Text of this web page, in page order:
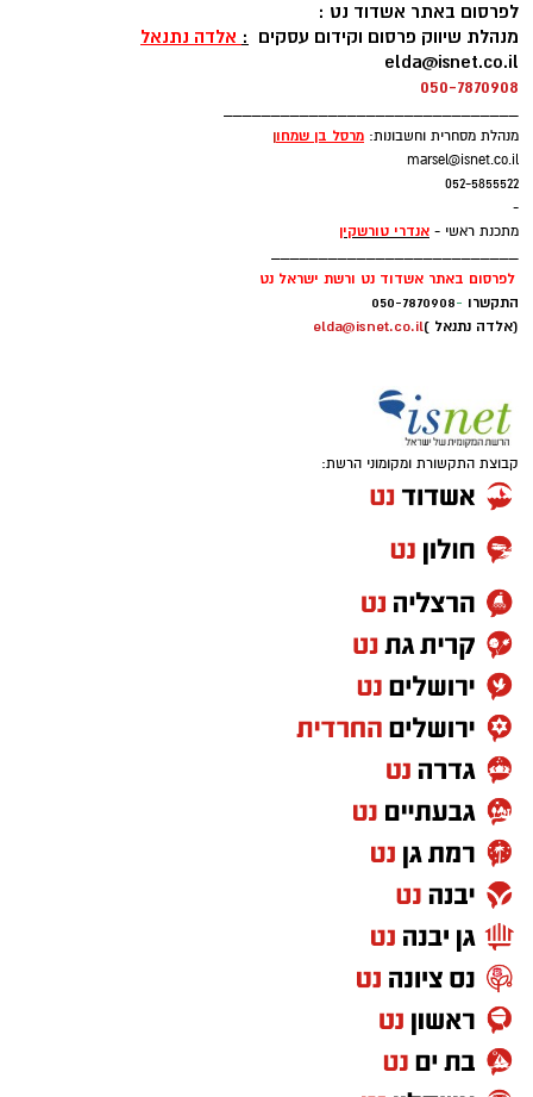
לפרסום באתר אשדוד נט :
מנהלת שיווק פרסום וקידום עסקים : אלדה נתנאל
elda@isnet.co.il
050-7870908
_______________________________
מנהלת מסחרית וחשבונות: מרסל בן שמחון
marsel@isnet.co.il
052-5855522
-
מתכנת ראשי - אנדרי טורשקין
__________________________
לפרסום באתר אשדוד נט ורשת ישראל נט
התקשרו -
050-7870908
(אלדה נתנאל )elda@isnet.co.il
קבוצת התקשורת ומקומוני הרשת: